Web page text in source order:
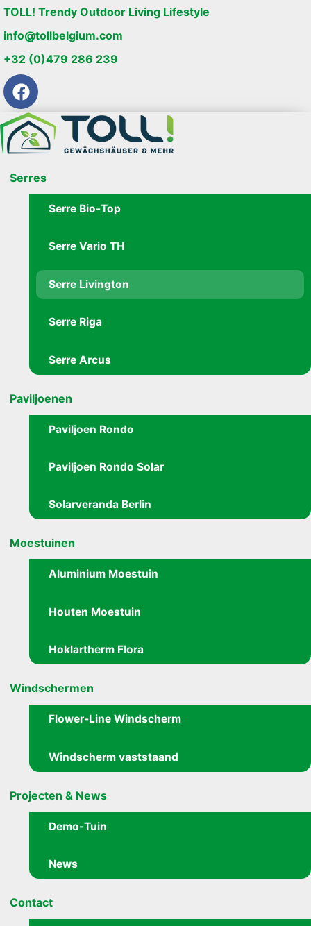
TOLL! Trendy Outdoor Living Lifestyle
info@tollbelgium.com
+32 (0)479 286 239
Serres
Serre Bio-Top
Serre Vario TH
Serre Livington
Serre Riga
Serre Arcus
Paviljoenen
Paviljoen Rondo
Paviljoen Rondo Solar
Solarveranda Berlin
Moestuinen
Aluminium Moestuin
Houten Moestuin
Hoklartherm Flora
Windschermen
Flower-Line Windscherm
Windscherm vaststaand
Projecten & News
Demo-Tuin
News
Contact